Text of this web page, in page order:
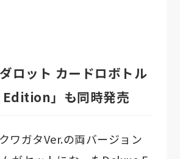
ロット カードロボトル
」も同時発売
ワガタVer.の両バージョン